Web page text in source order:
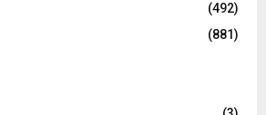
(492)
(881)